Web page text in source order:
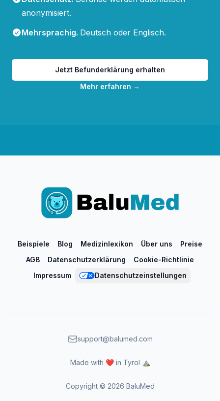
anonymisiert.
Mehrsprachig. Deutsch oder Englisch.
Jetzt Befunderklärung erhalten
Mehr erfahren →
Beispiele Blog Medizinlexikon Über uns
Preise
AGB
Datenschutzerklärung
Cookie-Richtlinie
Impressum
Datenschutzeinstellungen
support@balumed.com
Made with ❤️ in Tyrol ⛰️
Copyright © 2026 BaluMed